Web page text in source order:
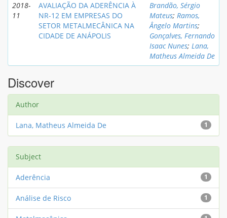
2018-
11
AVALIAÇÃO DA ADERÊNCIA À
NR-12 EM EMPRESAS DO
SETOR METALMECÂNICA NA
CIDADE DE ANÁPOLIS
Brandão, Sérgio
Mateus; Ramos,
Ângelo Martins;
Gonçalves, Fernando
Isaac Nunes; Lana,
Matheus Almeida De
Discover
Author
1
Lana, Matheus Almeida De
Subject
1
Aderência
1
Análise de Risco